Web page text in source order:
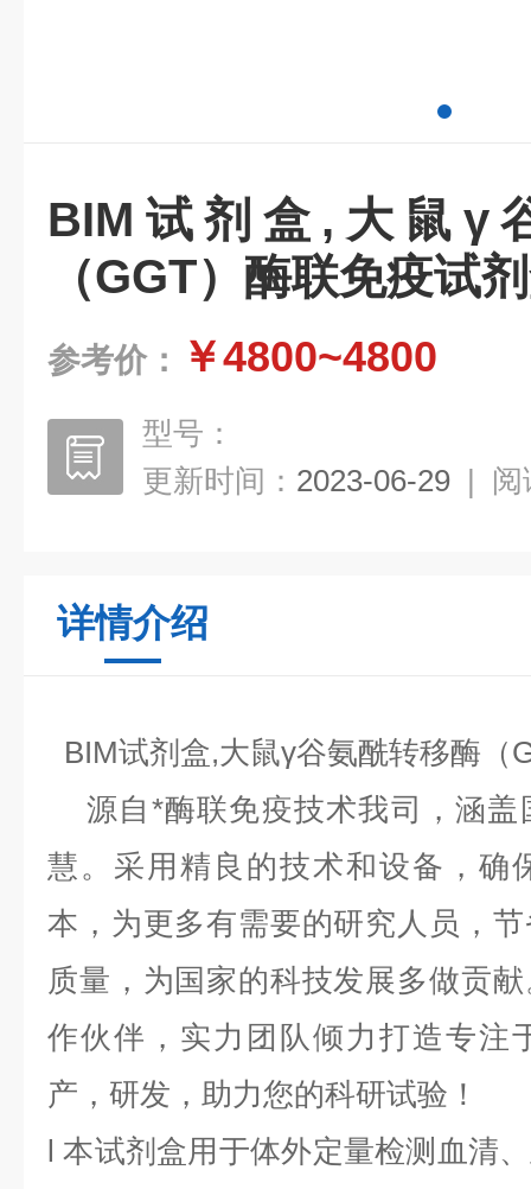
BIM试剂盒,大鼠γ
（GGT）酶联免疫试
参考价： ￥4800~4800
型号：
更新时间： 2023-06-29 | 阅
详情介绍
BIM试剂盒,大鼠γ谷氨酰转移酶（
源自*酶联免疫技术我司，涵盖
慧。采用精良的技术和设备，确
本，为更多有需要的研究人员，
质量，为国家的科技发展多做贡
作伙伴，实力团队倾力打造专注
产，研发，助力您的科研试验！
l本试剂盒用于体外定量检测血清